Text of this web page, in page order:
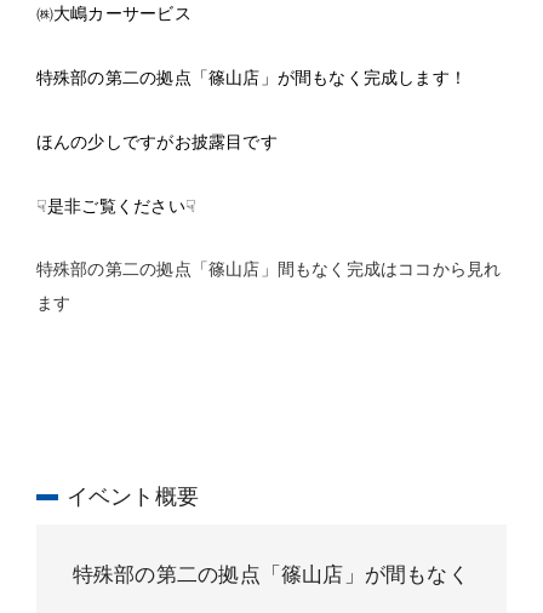
㈱大嶋カーサービス
特殊部の第二の拠点「篠山店」が間もなく完成します！
ほんの少しですがお披露目です
☟是非ご覧ください☟
特殊部の第二の拠点「篠山店」間もなく完成はココから見れ
ます
イベント概要
特殊部の第二の拠点「篠山店」が間もなく